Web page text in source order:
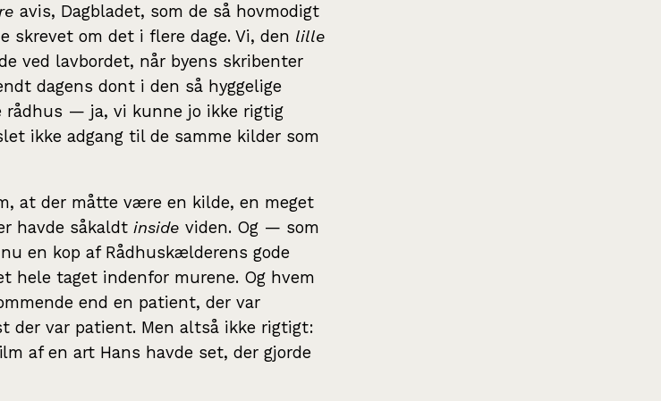
avis, Dagbladet, som de så hovmodigt
skrevet om det i flere dage. Vi, den lille
ved lavbordet, når byens skribenter
dagens dont i den så hyggelige
rådhus — ja, vi kunne jo ikke rigtig
ikke adgang til de samme kilder som
at der måtte være en kilde, en meget
havde såkaldt inside viden. Og — som
en kop af Rådhuskælderens gode
hele taget indenfor murene. Og hvem
end en patient, der var
der var patient. Men altså ikke rigtigt:
af en art Hans havde set, der gjorde